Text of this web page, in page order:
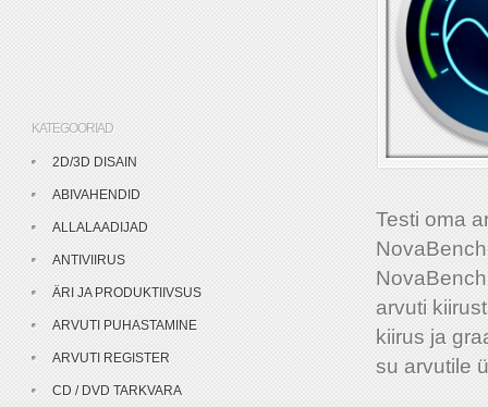
Testi oma
arvuti
kiirus ja
su arvutile
KATEGOORIAD
2D/3D DISAIN
ABIVAHENDID
ALLALAADIJAD
ANTIVIIRUS
ÄRI JA PRODUKTIIVSUS
ARVUTI PUHASTAMINE
ARVUTI REGISTER
CD / DVD TARKVARA